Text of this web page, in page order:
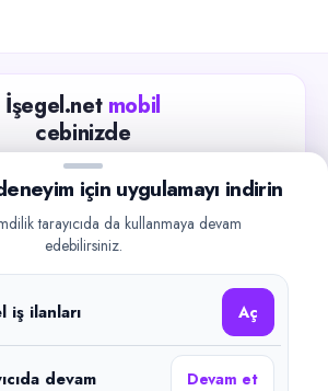
İşegel.net mobil
cebinizde
takip edin, işverenlerle hızlıca
iletişime geçin.
Google Play
işegel.net. Tüm hakları saklıdır.
için uygulamayı indirin
tarayıcıda da kullanmaya devam
edebilirsiniz.
iş ilanları Aç
devam Devam et